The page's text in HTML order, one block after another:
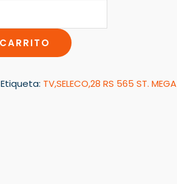
Etiqueta: TV,SELECO,28 RS 565 ST. MEGA